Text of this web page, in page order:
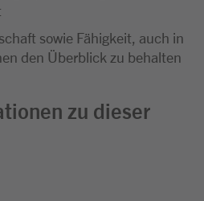
sowie Fähigkeit, auch in
den Überblick zu behalten
zu dieser